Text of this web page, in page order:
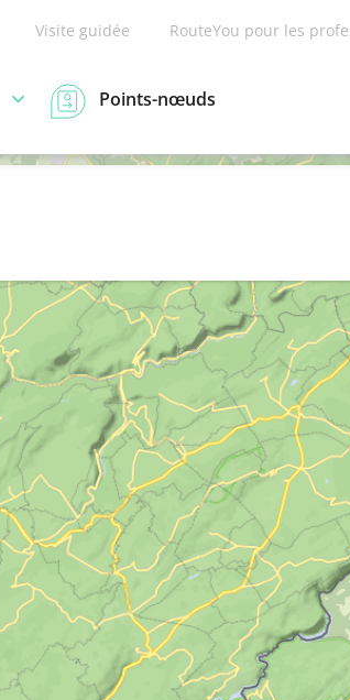
Visite guidée RouteYou pour les
Points-nœuds